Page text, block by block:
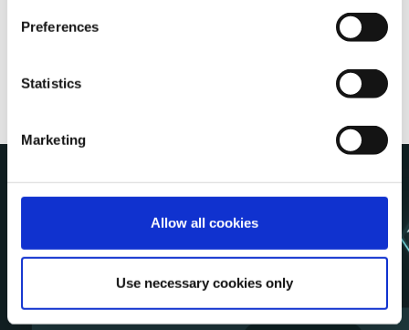
Preferences
Statistics
Marketing
Allow all cookies
Use necessary cookies only
Les Sponsorsde
l'Orchestration Day 2026